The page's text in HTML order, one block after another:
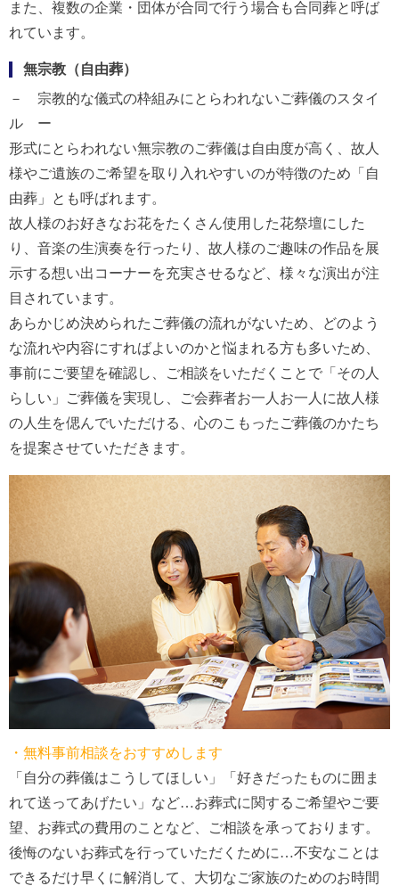
また、複数の企業・団体が合同で行う場合も合同葬と呼ば
れています。
無宗教（自由葬）
－ 宗教的な儀式の枠組みにとらわれないご葬儀のスタイ
ル ー
形式にとらわれない無宗教のご葬儀は自由度が高く、故人
様やご遺族のご希望を取り入れやすいのが特徴のため「自
由葬」とも呼ばれます。
故人様のお好きなお花をたくさん使用した花祭壇にした
り、音楽の生演奏を行ったり、故人様のご趣味の作品を展
示する想い出コーナーを充実させるなど、様々な演出が注
目されています。
あらかじめ決められたご葬儀の流れがないため、どのよう
な流れや内容にすればよいのかと悩まれる方も多いため、
事前にご要望を確認し、ご相談をいただくことで「その人
らしい」ご葬儀を実現し、ご会葬者お一人お一人に故人様
の人生を偲んでいただける、心のこもったご葬儀のかたち
を提案させていただきます。
・無料事前相談をおすすめします
「自分の葬儀はこうしてほしい」「好きだったものに囲ま
れて送ってあげたい」など…お葬式に関するご希望やご要
望、お葬式の費用のことなど、ご相談を承っております。
後悔のないお葬式を行っていただくために…不安なことは
できるだけ早くに解消して、大切なご家族のためのお時間